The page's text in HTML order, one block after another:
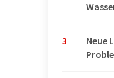
3
Neue